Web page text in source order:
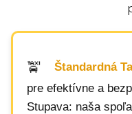
Štandardná
pre efektívne a
Stupava: naša